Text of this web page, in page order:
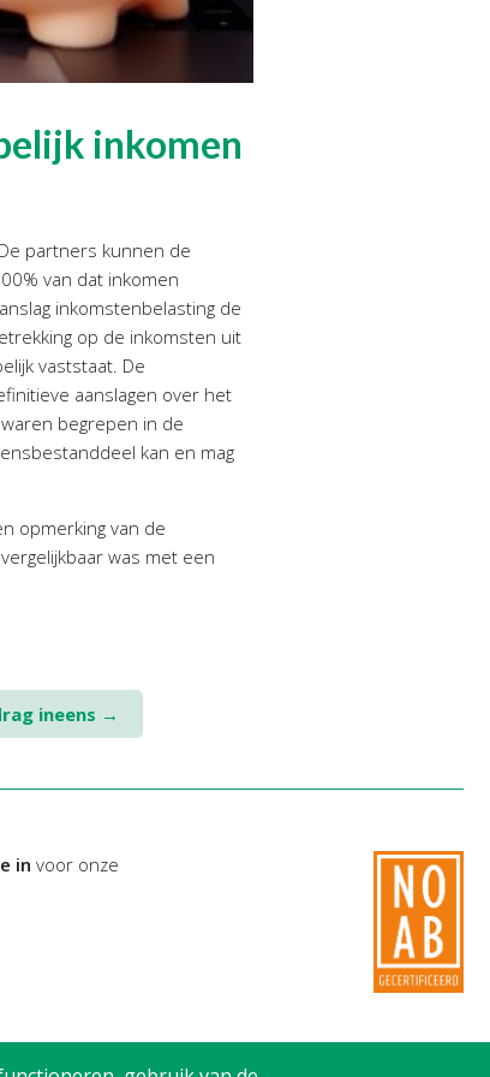
inkomen
partners kunnen de
van dat inkomen
inkomstenbelasting de
op de inkomsten uit
vaststaat. De
aanslagen over het
begrepen in de
kan en mag
opmerking van de
was met een
ineens →
in voor onze